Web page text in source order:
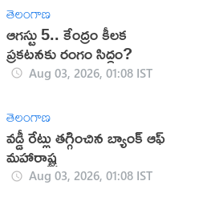
తెలంగాణ
ఆగస్టు 5.. కేంద్రం కీలక
ప్రకటనకు రంగం సిద్ధం?
Aug 03, 2026, 01:08 IST
తెలంగాణ
వడ్డీ రేట్లు తగ్గించిన బ్యాంక్ ఆఫ్
మహారాష్ట్ర
Aug 03, 2026, 01:08 IST